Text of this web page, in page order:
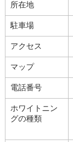
所在地
駐車場
アクセス
マップ
電話番号
ホワイトニン
グの種類